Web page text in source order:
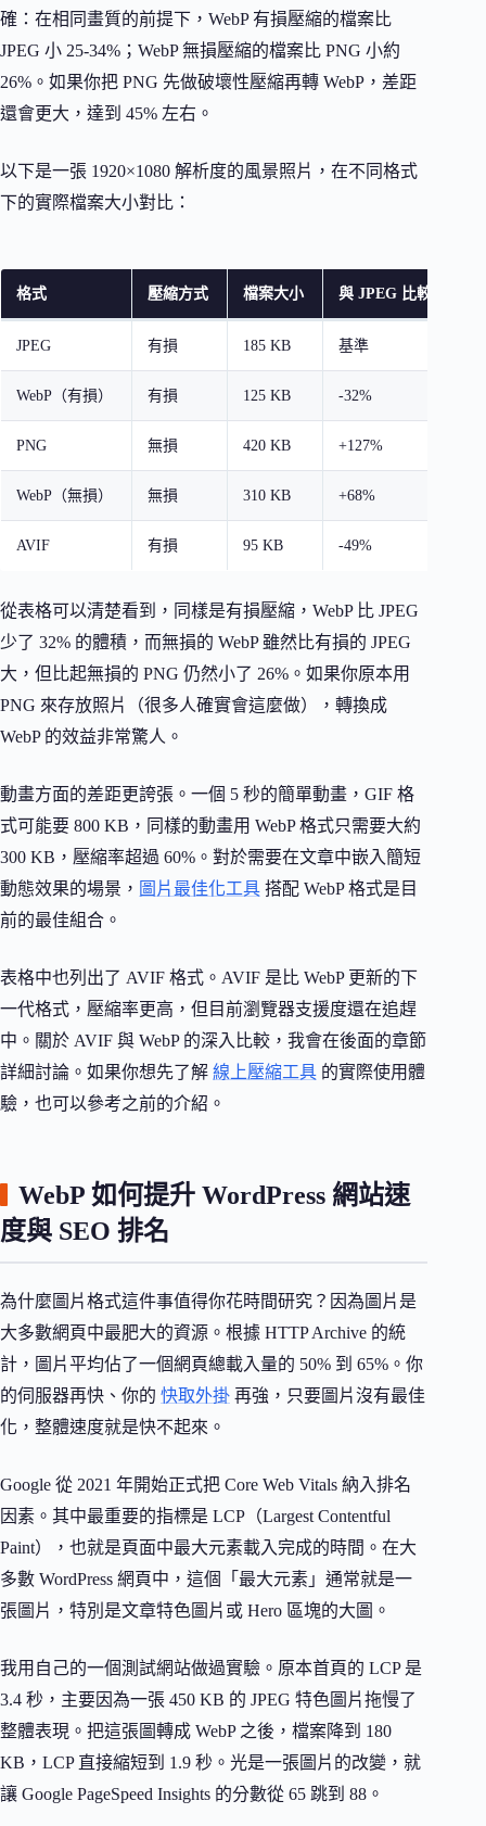
確：在相同畫質的前提下，WebP 有損壓縮的檔案比
JPEG 小 25-34%；WebP 無損壓縮的檔案比 PNG 小約
26%。如果你把 PNG 先做破壞性壓縮再轉 WebP，差距
還會更大，達到 45% 左右。
以下是一張 1920×1080 解析度的風景照片，在不同格式
下的實際檔案大小對比：
格式 壓縮方式 檔案大小 與 JPEG 比較
JPEG 有損 185 KB 基準
WebP（有損） 有損 125 KB -32%
PNG 無損 420 KB +127%
WebP（無損） 無損 310 KB +68%
AVIF 有損 95 KB -49%
從表格可以清楚看到，同樣是有損壓縮，WebP 比 JPEG
少了 32% 的體積，而無損的 WebP 雖然比有損的 JPEG
大，但比起無損的 PNG 仍然小了 26%。如果你原本用
PNG 來存放照片（很多人確實會這麼做），轉換成
WebP 的效益非常驚人。
動畫方面的差距更誇張。一個 5 秒的簡單動畫，GIF 格
式可能要 800 KB，同樣的動畫用 WebP 格式只需要大約
300 KB，壓縮率超過 60%。對於需要在文章中嵌入簡短
動態效果的場景， 圖片最佳化工具 搭配 WebP 格式是目
前的最佳組合。
表格中也列出了 AVIF 格式。AVIF 是比 WebP 更新的下
一代格式，壓縮率更高，但目前瀏覽器支援度還在追趕
中。關於 AVIF 與 WebP 的深入比較，我會在後面的章節
詳細討論。如果你想先了解 線上壓縮工具 的實際使用體
驗，也可以參考之前的介紹。
WebP 如何提升 WordPress 網站速
度與 SEO 排名
為什麼圖片格式這件事值得你花時間研究？因為圖片是
大多數網頁中最肥大的資源。根據 HTTP Archive 的統
計，圖片平均佔了一個網頁總載入量的 50% 到 65%。你
的伺服器再快、你的 快取外掛 再強，只要圖片沒有最佳
化，整體速度就是快不起來。
Google 從 2021 年開始正式把 Core Web Vitals 納入排名
因素。其中最重要的指標是 LCP（Largest Contentful
Paint），也就是頁面中最大元素載入完成的時間。在大
多數 WordPress 網頁中，這個「最大元素」通常就是一
張圖片，特別是文章特色圖片或 Hero 區塊的大圖。
我用自己的一個測試網站做過實驗。原本首頁的 LCP 是
3.4 秒，主要因為一張 450 KB 的 JPEG 特色圖片拖慢了
整體表現。把這張圖轉成 WebP 之後，檔案降到 180
KB，LCP 直接縮短到 1.9 秒。光是一張圖片的改變，就
讓 Google PageSpeed Insights 的分數從 65 跳到 88。